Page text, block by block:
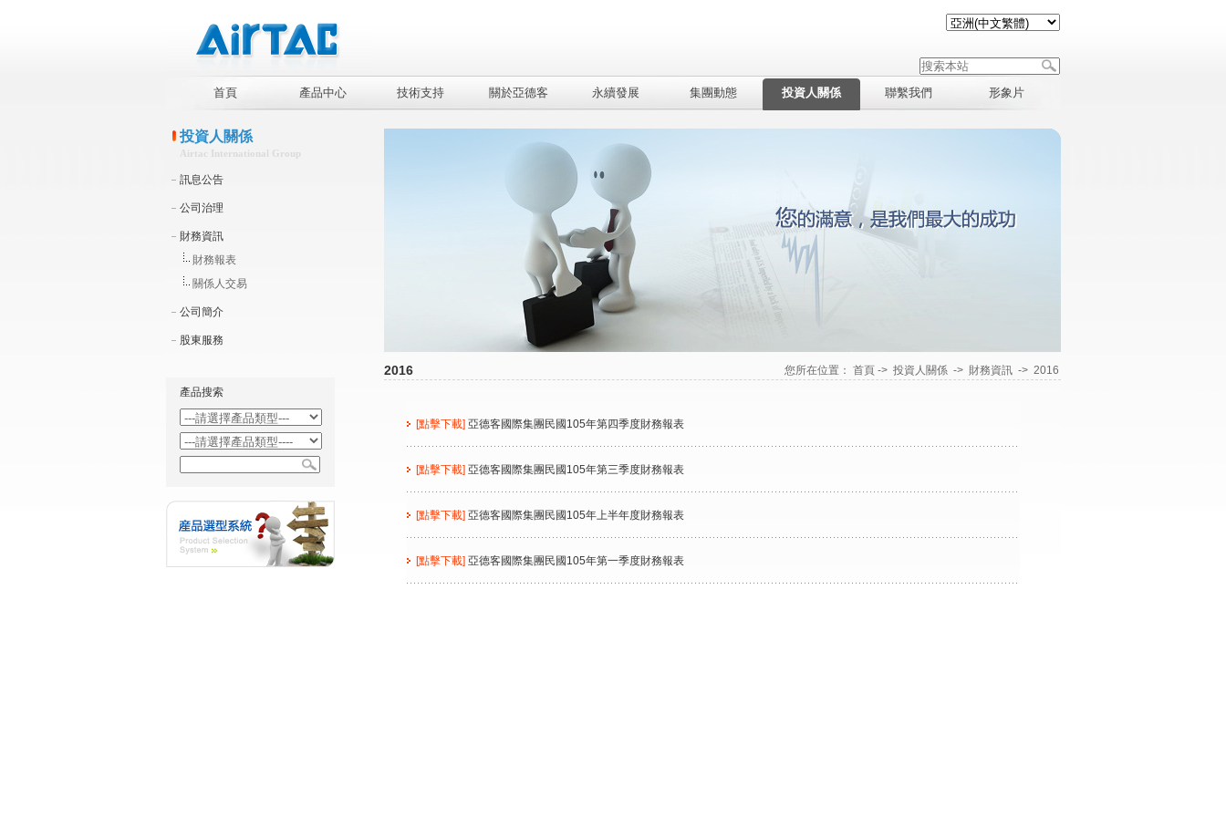
首頁 產品中心 技術支持 關於亞德客 永續發展 集團動態 投資人關係 聯繫我們 形象片
投資人關係
Airtac International Group
訊息公告
公司治理
財務資訊
財務報表
關係人交易
公司簡介
股東服務
產品搜索
2016 您所在位置： 首頁-> 投資人關係-> 財務資訊-> 2016
[點擊下載] 亞德客國際集團民國105年第四季度財務報表
[點擊下載] 亞德客國際集團民國105年第三季度財務報表
[點擊下載] 亞德客國際集團民國105年上半年度財務報表
[點擊下載] 亞德客國際集團民國105年第一季度財務報表